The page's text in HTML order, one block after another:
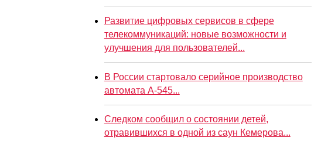
Развитие цифровых сервисов в сфере
телекоммуникаций: новые возможности и
улучшения для пользователей...
В России стартовало серийное производство
автомата А-545...
Следком сообщил о состоянии детей,
отравившихся в одной из саун Кемерова...